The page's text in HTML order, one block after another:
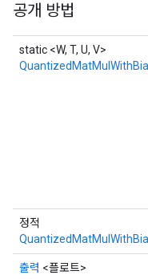
공개 방법
static <W, T, U, V>
정적
출력 <플로트>